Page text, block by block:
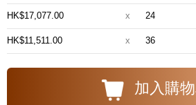
HK$17,077.00 x 24
HK$11,511.00 x 36
加入購